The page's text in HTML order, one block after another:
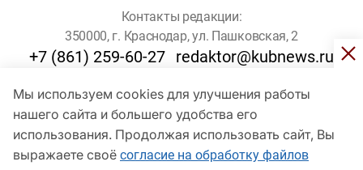
Мы используем cookies для улучшения работы
нашего сайта и большего удобства его
использования. Продолжая использовать сайт, Вы
выражаете своё согласие на обработку файлов
Контакты редакции:
350000, г. Краснодар, ул. Пашковская, 2
+7 (861) 259-60-27 redaktor@kubnews.ru
Для пользователей старше 16 лет
© Кубанские Новости, 2017
Сетевое издание «kubnews» зарегистрировано Федеральной
службой по надзору в сфере связи, информационных технологий